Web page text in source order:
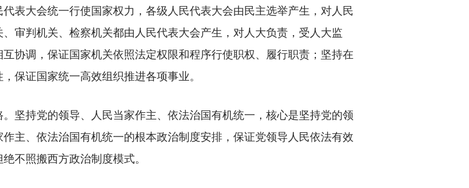
大会统一行使国家权力，各级人民代表大会由民主选举产生，对人民
审判机关、检察机关都由人民代表大会产生，对人大负责，受人大监
协调，保证国家机关依照法定权限和程序行使职权、履行职责；坚持在
保证国家统一高效组织推进各项事业。
持党的领导、人民当家作主、依法治国有机统一，核心是坚持党的领
主、依法治国有机统一的根本政治制度安排，保证党领导人民依法有效
不照搬西方政治制度模式。